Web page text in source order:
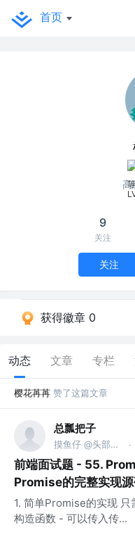
首页
高
9
关注
关注
获得徽章 0
动态 文章 专栏
樱花苒苒 赞了这篇文章
总瓢把子
摸鱼仔 @头部大厂 ·
前端面试题 - 55.
Promise的完整实现源
1. 简单Promise的实现
构造函数 - 可以传入传...